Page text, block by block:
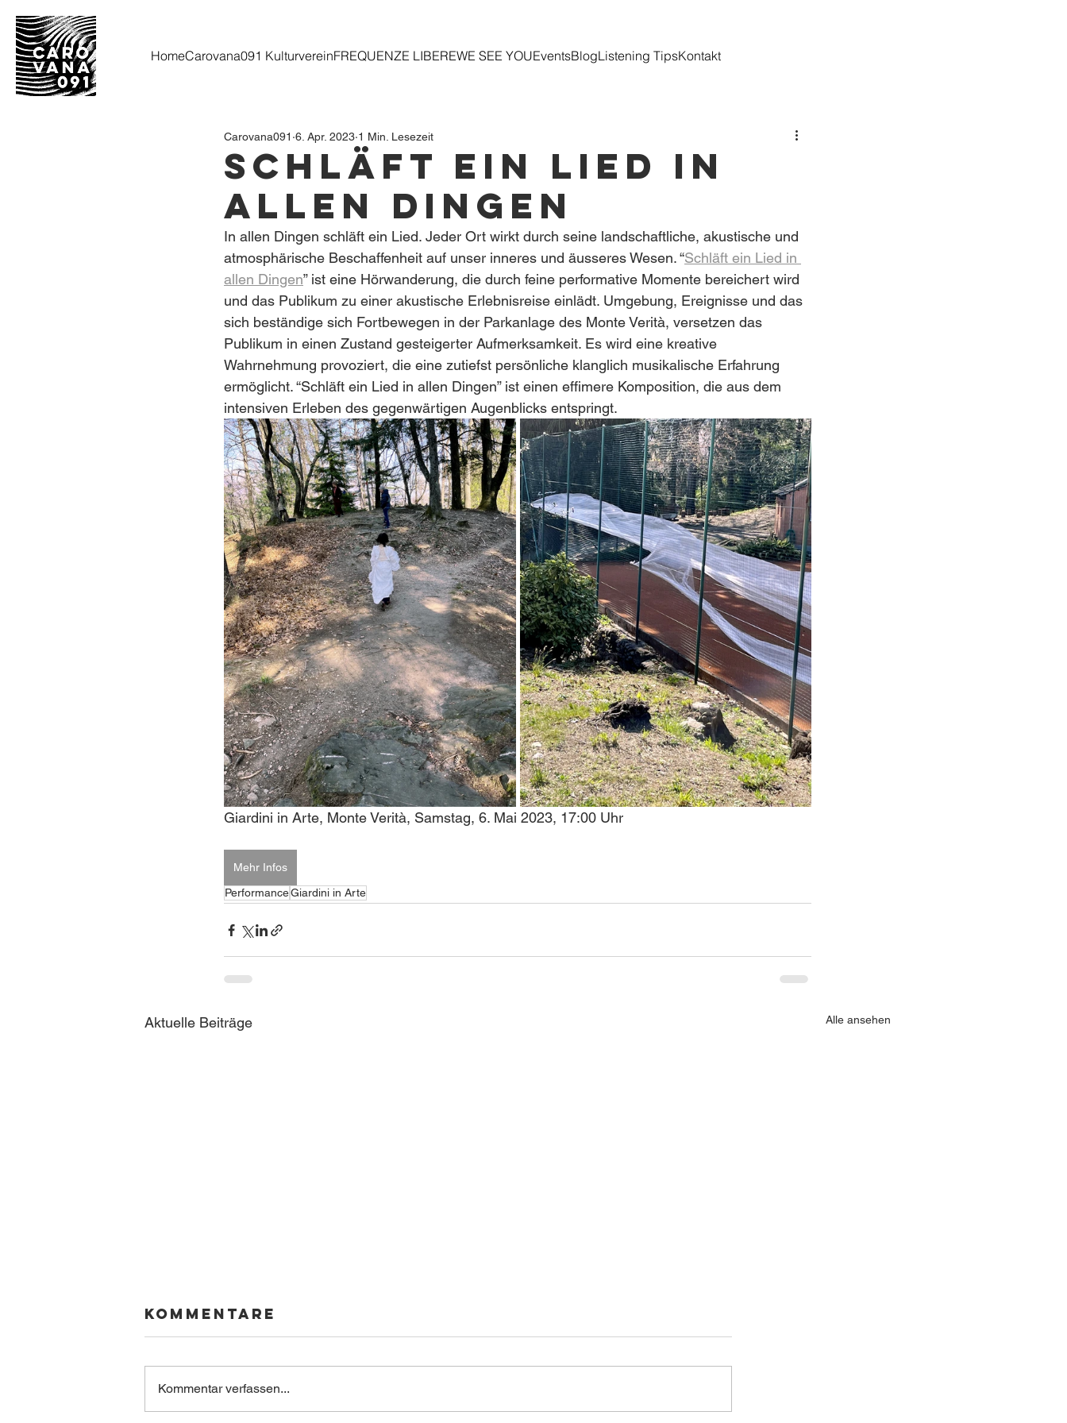
HomeCarovana091 KulturvereinFREQUENZE LIBEREWE SEE YOUEventsBlogListening TipsKontakt
Schläft ein Lied in
allen Dingen
Carovana091 6. Apr. 2023 1 Min. Lesezeit
In allen Dingen schläft ein Lied. Jeder Ort wirkt durch seine landschaftliche, akustische und
atmosphärische Beschaffenheit auf unser inneres und äusseres Wesen. “Schläft ein Lied in
allen Dingen” ist eine Hörwanderung, die durch feine performative Momente bereichert wird
und das Publikum zu einer akustische Erlebnisreise einlädt. Umgebung, Ereignisse und das
sich beständige sich Fortbewegen in der Parkanlage des Monte Verità, versetzen das
Publikum in einen Zustand gesteigerter Aufmerksamkeit. Es wird eine kreative
Wahrnehmung provoziert, die eine zutiefst persönliche klanglich musikalische Erfahrung
ermöglicht. “Schläft ein Lied in allen Dingen” ist einen effimere Komposition, die aus dem
intensiven Erleben des gegenwärtigen Augenblicks entspringt.
Giardini in Arte, Monte Verità, Samstag, 6. Mai 2023, 17:00 Uhr
Mehr Infos
PerformanceGiardini in Arte
Aktuelle Beiträge Alle ansehen
Kommentare
Kommentar verfassen...